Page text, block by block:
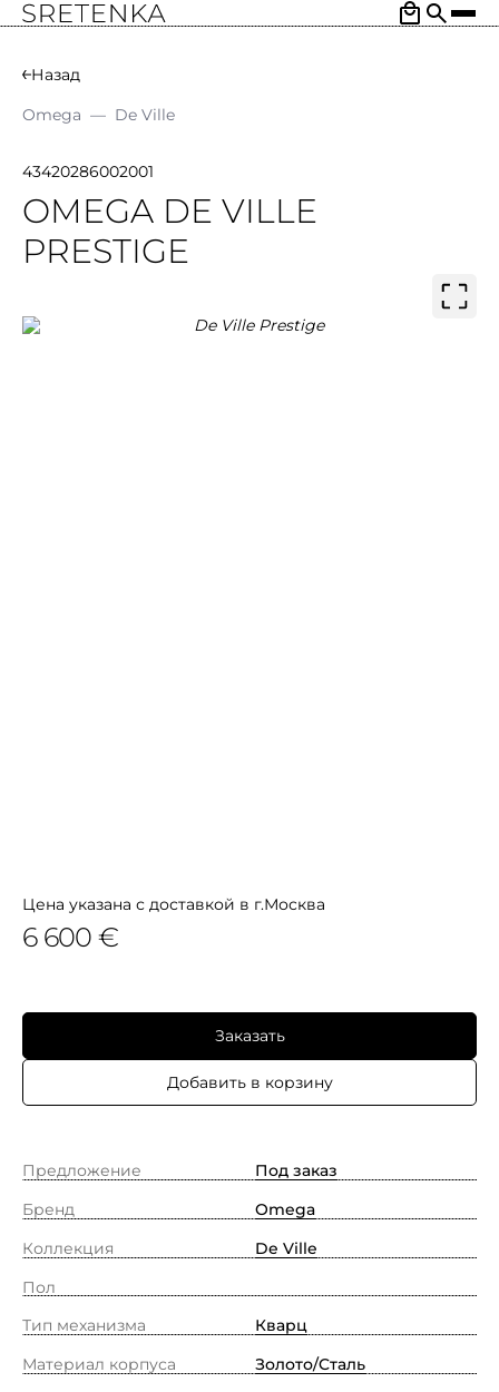
Назад
Omega — De Ville
43420286002001
OMEGA DE VILLE
PRESTIGE
Цена указана с доставкой в г.Москва
6 600 €
Заказать
Добавить в корзину
Предложение
Под заказ
Бренд
Omega
Коллекция
De Ville
Пол
Тип механизма
Кварц
Материал корпуса
Золото/Cталь